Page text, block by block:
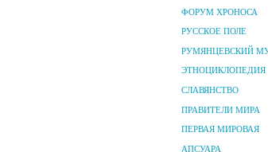
ФОРУМ ХРОНОСА
РУССКОЕ ПОЛЕ
РУМЯНЦЕВСКИЙ
ЭТНОЦИКЛОПЕДИЯ
СЛАВЯНСТВО
ПРАВИТЕЛИ МИРА
ПЕРВАЯ МИРОВАЯ
АПСУАРА